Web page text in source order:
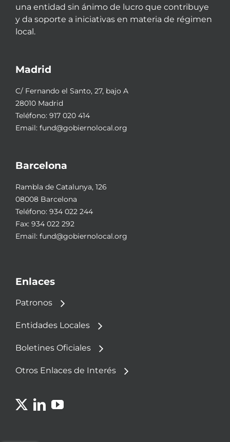
una entidad sin ánimo de lucro que contribuye
y da soporte a iniciativas en materia de régimen
local.
Madrid
C/ Fernando el Santo, 27, bajo A
28010 Madrid
Teléfono: 917 020 414
Email: fund@gobiernolocal.org
Barcelona
Rambla de Catalunya, 126
08008 Barcelona
Teléfono: 934 022 244
Fax: 934 022 292
Email: fund@gobiernolocal.org
Enlaces
Patronos
Entidades Locales
Boletines Oficiales
Otros Enlaces de Interés